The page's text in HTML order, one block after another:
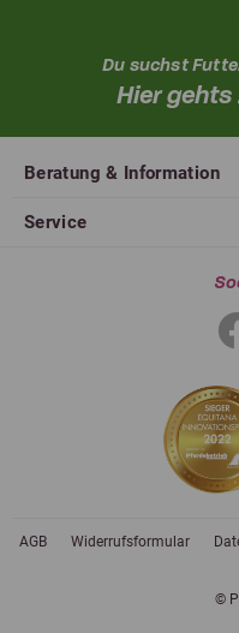
Du suchst
Hier
Beratung & Information
Service
©
AGB Widerrufsformular